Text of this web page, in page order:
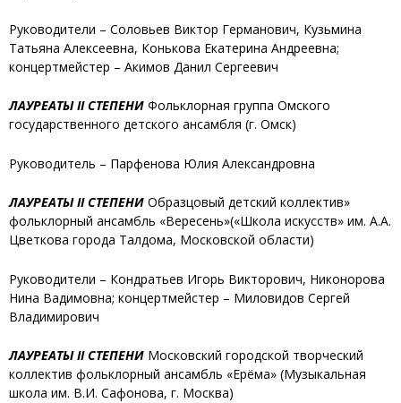
Руководители – Соловьев Виктор Германович, Кузьмина
Татьяна Алексеевна, Конькова Екатерина Андреевна;
концертмейстер – Акимов Данил Сергеевич
ЛАУРЕАТЫ II СТЕПЕНИ Фольклорная группа Омского
государственного детского ансамбля (г. Омск)
Руководитель – Парфенова Юлия Александровна
ЛАУРЕАТЫ II СТЕПЕНИ Образцовый детский коллектив»
фольклорный ансамбль «Вересень»(«Школа искусств» им. А.А.
Цветкова города Талдома, Московской области)
Руководители – Кондратьев Игорь Викторович, Никонорова
Нина Вадимовна; концертмейстер – Миловидов Сергей
Владимирович
ЛАУРЕАТЫ II СТЕПЕНИ Московский городской творческий
коллектив фольклорный ансамбль «Ерёма» (Музыкальная
школа им. В.И. Сафонова, г. Москва)